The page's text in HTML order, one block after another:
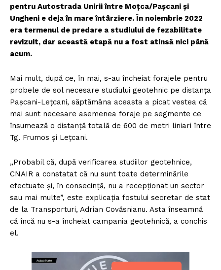
pentru Autostrada Unirii între Moţca/Paşcani şi
Ungheni e deja în mare întârziere. În noiembrie 2022
era termenul de predare a studiului de fezabilitate
revizuit, dar această etapă nu a fost atinsă nici până
acum.
Mai mult, după ce, în mai, s-au încheiat forajele pentru
probele de sol necesare studiului geotehnic pe distanţa
Paşcani-Leţcani, săptămâna aceasta a picat vestea că
mai sunt necesare asemenea foraje pe segmente ce
însumează o distanţă totală de 600 de metri liniari între
Tg. Frumos şi Leţcani.
„Probabil că, după verificarea studiilor geotehnice,
CNAIR a constatat că nu sunt toate determinările
efectuate şi, în consecinţă, nu a recepţionat un sector
sau mai multe”, este explicaţia fostului secretar de stat
de la Transporturi, Adrian Covăsnianu. Asta înseamnă
că încă nu s-a încheiat campania geotehnică, a conchis
el.